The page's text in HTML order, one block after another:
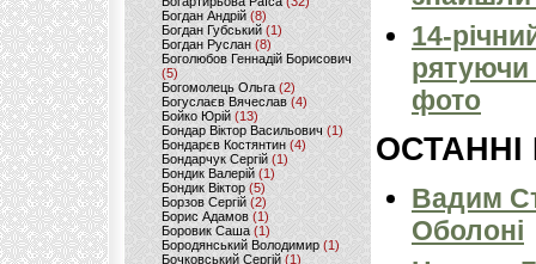
Богдан Андрій(8)
Богдан Губський (1)
Богдан Руслан(8)
Боголюбов Геннадій Борисович
(5)
Богомолець Ольга (2)
Богуслаєв Вячеслав (4)
Бойко Юрій (13)
Бондар Віктор Васильович (1)
Бондарєв Костянтин (4)
Бондарчук Сергій(1)
Бондик Валерій (1)
Бондик Віктор(5)
Борзов Сергiй (2)
Борис Адамов(1)
Боровик Саша (1)
Бородянський Володимир (1)
Бочковський Сергій (1)
14-
рятуючи
фото
ОСТАННІ
Вадим
Оболоні